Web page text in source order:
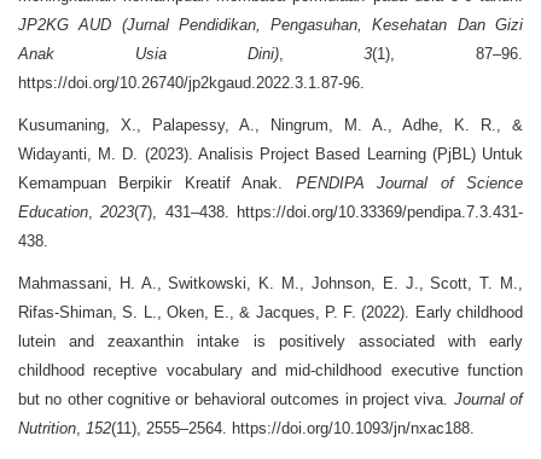
JP2KG AUD (Jurnal Pendidikan, Pengasuhan, Kesehatan Dan Gizi
Anak Usia Dini),3(1), 87–96.
https://doi.org/10.26740/jp2kgaud.2022.3.1.87-96.
Kusumaning, X., Palapessy, A., Ningrum, M. A., Adhe, K. R., &
Widayanti, M. D. (2023). Analisis Project Based Learning (PjBL) Untuk
Kemampuan Berpikir Kreatif Anak. PENDIPA Journal of Science
Education,2023(7), 431–438. https://doi.org/10.33369/pendipa.7.3.431-
438.
Mahmassani, H. A., Switkowski, K. M., Johnson, E. J., Scott, T. M.,
Rifas-Shiman, S. L., Oken, E., & Jacques, P. F. (2022). Early childhood
lutein and zeaxanthin intake is positively associated with early
childhood receptive vocabulary and mid-childhood executive function
but no other cognitive or behavioral outcomes in project viva. Journal of
Nutrition, 152(11), 2555–2564. https://doi.org/10.1093/jn/nxac188.